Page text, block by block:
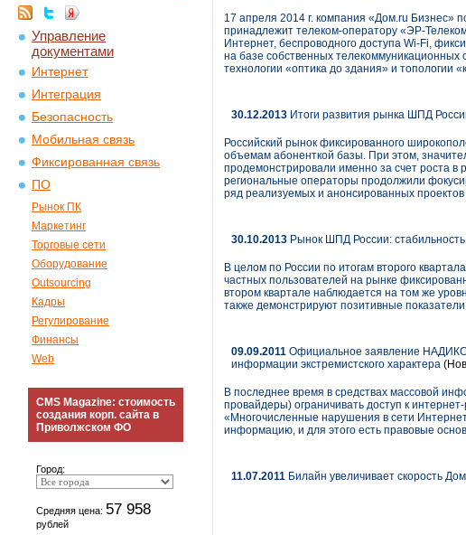
Управление
документами
Интернет
Интеграция
Безопасность
Мобильная связь
Фиксированная связь
ПО
Рынок ПК
Маркетинг
Торговые сети
Оборудование
Outsourcing
Кадры
Регулирование
Финансы
Web
CMS Magazine: стоимость
создания корп. сайта в
Приволжском ФО
Город:
Средняя цена: 57 958
рублей
17 апреля 2014 г. компания «Дом.ru Бизнес»
принадлежит телеком-оператору «ЭР-
Интернет, беспроводного доступа Wi-Fi,
на базе собственных телекоммуникационных
технологии «оптика до здания» и топологии
30.12.2013 Итоги развития рынка ШПД
Российский рынок фиксированного
объемам абоненткой базы. При этом,
продемонстрировали именно за счет роста в
региональные операторы продолжили
ряд реализуемых и анонсированных
30.10.2013 Рынок ШПД России: стабильность
В целом по России по итогам второго
частных пользователей на рынке
втором квартале наблюдается на том же
также демонстрируют позитивные
09.09.2011 Официальное заявление НАДИКС
информации экстремистского характера
В последнее время в средствах массовой
провайдеры) ограничивать доступ к
«Многочисленные нарушения в сети
информацию, и для этого есть правовые
11.07.2011 Билайн увеличивает скорость